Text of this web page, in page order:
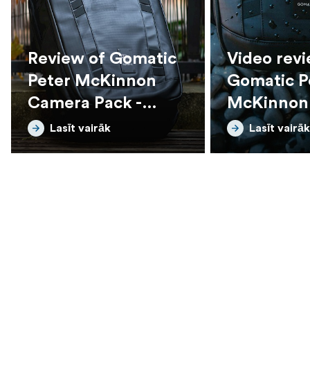
Review of Gomatic
Peter McKinnon
Camera Pack -
TravelLasīt vairāk
Video
Gomatic
PackLasīt vairāk